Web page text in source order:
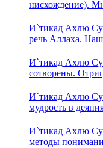
познание
нисхождение).
физическим
И`тикад Ахлю
речь Аллаха.
И`тикад Ахлю
сотворены.
И`тикад Ахлю
мудрость в
пришло в
И`тикад Ахлю
методы